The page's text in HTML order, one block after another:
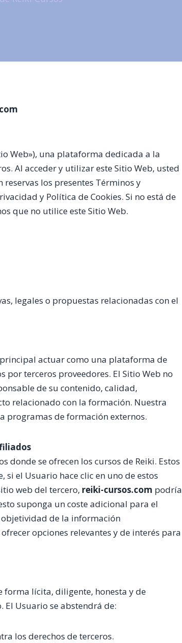
Web»), una plataforma dedicada a la
Al acceder y utilizar este Sitio Web, usted
los presentes Términos y
y Política de Cookies. Si no está de
que no utilice este Sitio Web.
legales o propuestas relacionadas con el
actuar como una plataforma de
por terceros proveedores. El Sitio Web no
de su contenido, calidad,
relacionado con la formación. Nuestra
programas de formación externos.
donde se ofrecen los cursos de Reiki. Estos
si el Usuario hace clic en uno de estos
web del tercero, reiki-cursos.com podría
suponga un coste adicional para el
de la información
opciones relevantes y de interés para
forma lícita, diligente, honesta y de
Usuario se abstendrá de:
los derechos de terceros.